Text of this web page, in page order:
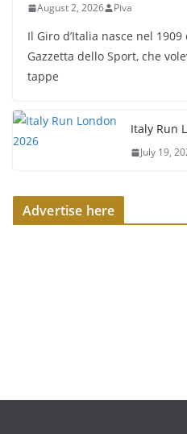
August 2, 2026 Piva
Il Giro d’Italia nasce nel
Gazzetta dello Sport, che
tappe
Italy Run
July 19,
Advertise here